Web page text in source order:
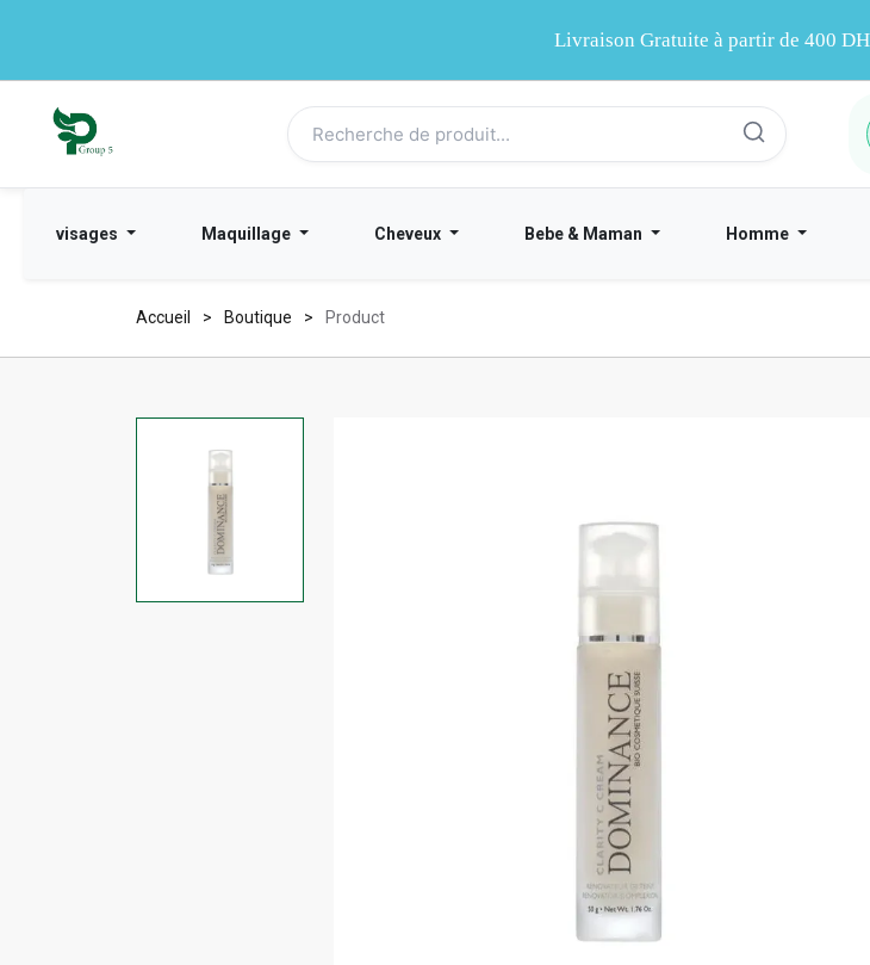
Livraison Gratuite à partir de 400
visages Maquillage Cheveux Bebe & Maman Homme
Accueil Boutique Product